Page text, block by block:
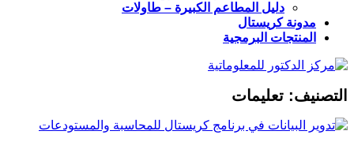
دليل المطاعم الكبيرة – طاولات
مدونة كريستال
المنتجات البرمجية
التصنيف: تعليمات